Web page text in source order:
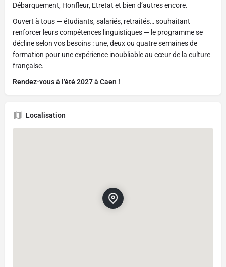
Débarquement, Honfleur, Etretat et bien d’autres encore.
Ouvert à tous — étudiants, salariés, retraités… souhaitant
renforcer leurs compétences linguistiques — le programme se
décline selon vos besoins : une, deux ou quatre semaines de
formation pour une expérience inoubliable au cœur de la culture
française.
Rendez-vous à l’été 2027 à Caen !
Localisation